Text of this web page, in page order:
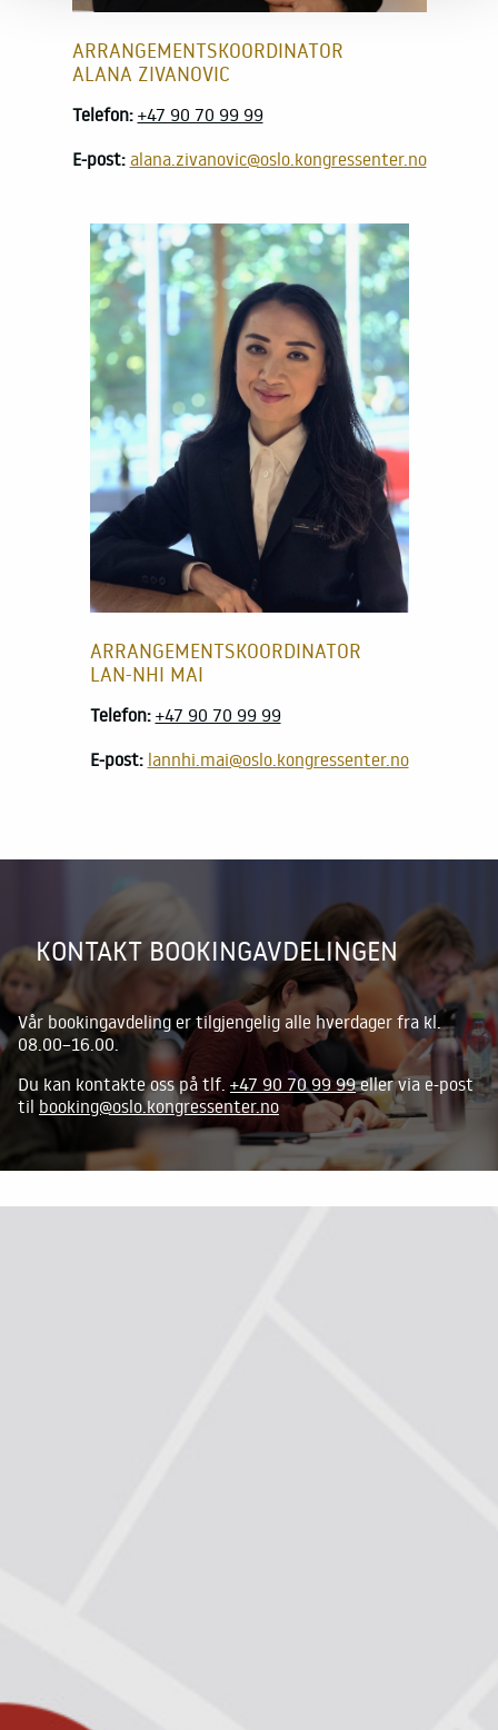
ARRANGEMENTSKOORDINATOR
ALANA ZIVANOVIC
Telefon: +47 90 70 99 99
E-post: alana.zivanovic@oslo.kongressenter.no
ARRANGEMENTSKOORDINATOR
LAN-NHI MAI
Telefon: +47 90 70 99 99
E-post: lannhi.mai@oslo.kongressenter.no
KONTAKT BOOKINGAVDELINGEN
Vår bookingavdeling er tilgjengelig alle hverdager fra kl.
08.00–16.00.
Du kan kontakte oss på tlf. +47 90 70 99 99eller via e-post
til booking@oslo.kongressenter.no